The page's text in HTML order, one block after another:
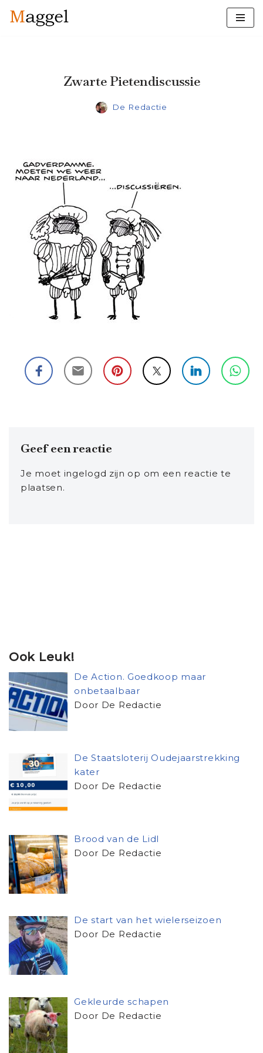
Zwarte Pietendiscussie
De Redactie
Geef een reactie
Je moet ingelogd zijn op om een reactie te
plaatsen.
Ook Leuk!
De Action. Goedkoop maar
onbetaalbaar
Door De Redactie
De Staatsloterij Oudejaarstrekking
kater
Door De Redactie
Brood van de Lidl
Door De Redactie
De start van het wielerseizoen
Door De Redactie
Gekleurde schapen
Door De Redactie